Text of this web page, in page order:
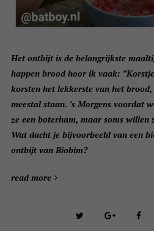
Het ontbijt is de belangrijkste
happen brood hoor ik vaak:
korsten het lekkerste van het
meestal staan. ’s Morgens voordat
ze een boterham, maar soms willen
Wat dacht je bijvoorbeeld van een
ontbijt van Biobim?
read more